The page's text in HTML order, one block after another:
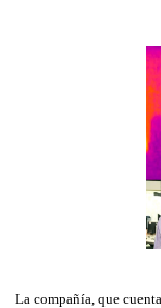
La compañía, que